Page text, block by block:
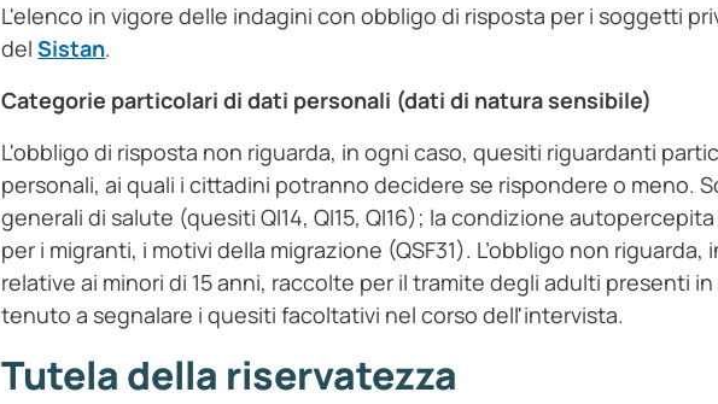
L'elenco in vigore delle indagini con obbligo di risposta per i soggetti
delSistan.
Categorie particolari di dati personali (dati di natura sensibile)
L'obbligo di risposta non riguarda, in ogni caso, quesiti riguardanti
personali, ai quali i cittadini potranno decidere se rispondere o meno.
generali di salute (quesiti QI14, QI15, QI16); la condizione
per i migranti, i motivi della migrazione (QSF31). L’obbligo non
relative ai minori di 15 anni, raccolte per il tramite degli adulti presenti
tenuto a segnalare i quesiti facoltativi nel corso dell'intervista.
Tutela della riservatezza